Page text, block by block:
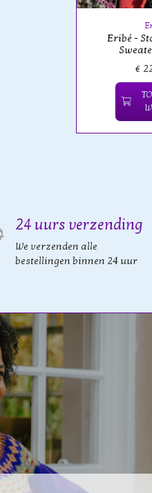
Eribé -
€
24 uurs verzending
We verzenden alle
bestellingen binnen 24 uur